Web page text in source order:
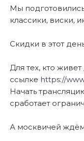
Мы
классики, виски,
Скидки в этот
Для тех, кто
ссылке https://
Начать
сработает
А москвичей ждём